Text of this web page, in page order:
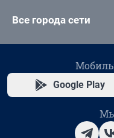
Все города сети
Google Play
Мы